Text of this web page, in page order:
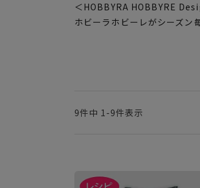
＜HOBBYRA HOBBYRE
ホビーラホビーレがシーズン
9件中 1 -9件表示